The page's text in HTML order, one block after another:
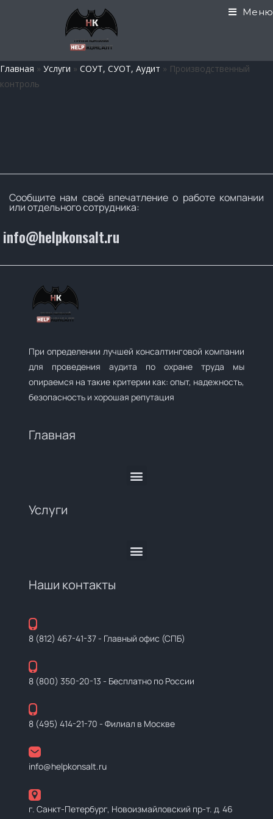
Меню
Главная » Услуги » СОУТ, СУОТ, Аудит » Производственный
контроль
Сообщите нам своё впечатление о работе компании
или отдельного сотрудника:
info@helpkonsalt.ru
При определении лучшей консалтинговой компании
для проведения аудита по охране труда мы
опираемся на такие критерии как: опыт, надежность,
безопасность и хорошая репутация
Главная
Услуги
Наши контакты
8 (812) 467-41-37- Главный офис (СПБ)
8 (800) 350-20-13 - Бесплатно по России
8 (495) 414-21-70 - Филиал в Москве
info@helpkonsalt.ru
г. Санкт-Петербург, Новоизмайловский пр-т. д. 46